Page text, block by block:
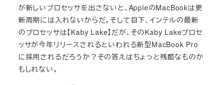
が新しいプロセッサを出さないと、AppleのMacBookは更
新周期には入れないからだ。そして目下、インテルの最新
のプロセッサは【Kaby Lake】だが、そのKaby Lakeプロセ
ッサが今年リリースされるといわれる新型MacBook Pro
に採用されるだろうか？その答えはちょっと残酷なものか
もしれない。